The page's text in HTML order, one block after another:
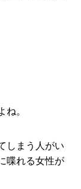
ね。
しまう人がい
喋れる女性が